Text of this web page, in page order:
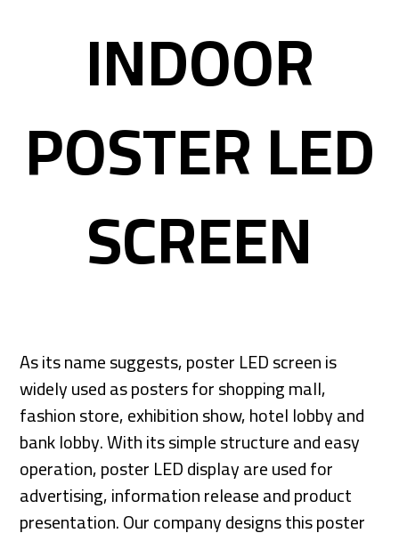
INDOOR
POSTER LED
SCREEN
As its name suggests, poster LED screen is
widely used as posters for shopping mall,
fashion store, exhibition show, hotel lobby and
bank lobby. With its simple structure and easy
operation, poster LED display are used for
advertising, information release and product
presentation. Our company designs this poster